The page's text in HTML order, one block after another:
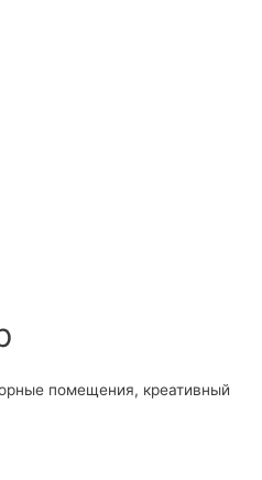
помещения, креативный